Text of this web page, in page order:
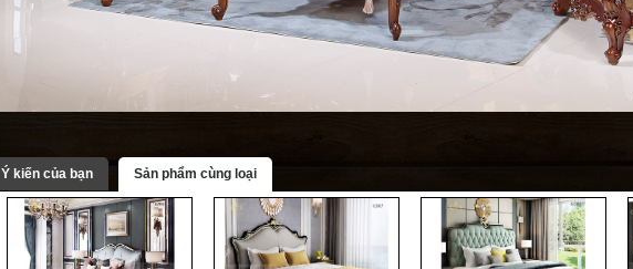
Ý kiến của bạn Sản phẩm cùng loại